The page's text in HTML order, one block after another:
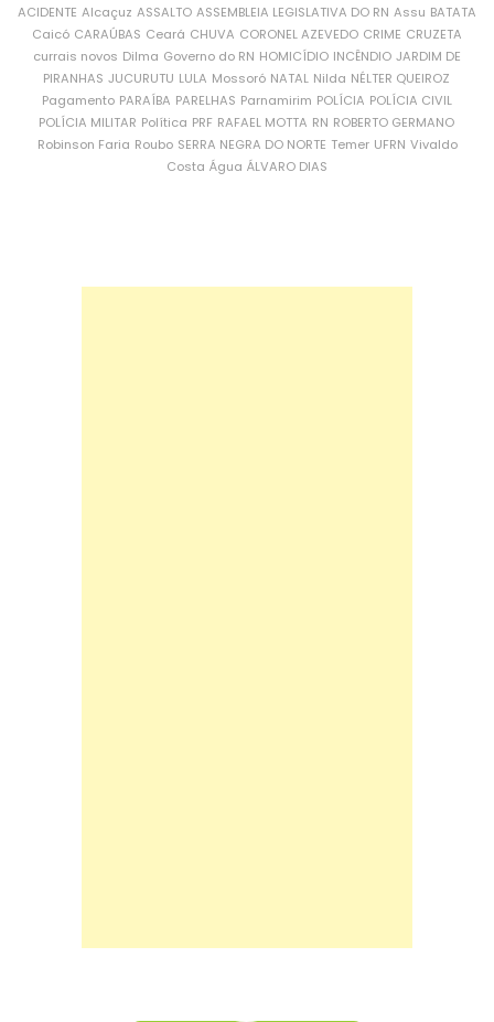
ACIDENTE Alcaçuz ASSALTO ASSEMBLEIA LEGISLATIVA DO RN Assu BATATA
Caicó CARAÚBAS Ceará CHUVA CORONEL AZEVEDO CRIME CRUZETA
currais novos Dilma Governo do RN HOMICÍDIO INCÊNDIO JARDIM DE
PIRANHAS JUCURUTU LULA Mossoró NATAL Nilda NÉLTER QUEIROZ
Pagamento PARAÍBA PARELHAS Parnamirim POLÍCIA POLÍCIA CIVIL
POLÍCIA MILITAR Política PRF RAFAEL MOTTA RN ROBERTO GERMANO
Robinson Faria Roubo SERRA NEGRA DO NORTE Temer UFRN Vivaldo
Costa Água ÁLVARO DIAS